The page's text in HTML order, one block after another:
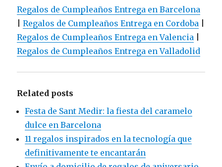
Regalos de Cumpleaños Entrega en Barcelona
|Regalos de Cumpleaños Entrega en Cordoba
Regalos de Cumpleaños Entrega en Valencia
Regalos de Cumpleaños Entrega en Valladolid
Related posts
Festa de Sant Medir: la fiesta del caramelo
dulce en Barcelona
11 regalos inspirados en la tecnología que
definitivamente te encantarán